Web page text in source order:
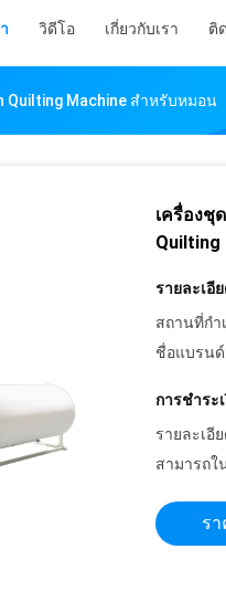
วิดีโอ เกี่ยวกับเรา ติ
Quilting Machine สําหรับหมอน
เครื่องชุ
รายละเอี
สถานที่กำ
ชื่อแบรนด์:
การชำระ
รายละเอี
สามารถใ
ร